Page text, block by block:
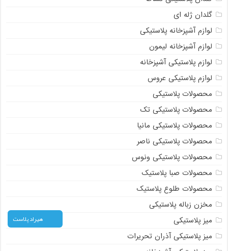
گلدان ژله ای
لوازم آشپزخانه پلاستیکی
لوازم آشپزخانه لیمون
لوازم پلاستیکی آشپزخانه
لوازم پلاستیکی عروس
محصولات پلاستیکی
محصولات پلاستیکی تک
محصولات پلاستیکی مانیا
محصولات پلاستیکی ناصر
محصولات پلاستیکی ونوس
محصولات صبا پلاستیک
محصولات طلوع پلاستیک
مخزن زباله پلاستیکی
میز پلاستیکی
میز پلاستیکی آذران تحریرات
هیراد پلاست